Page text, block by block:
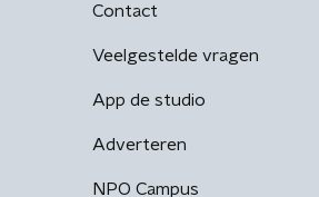
Contact
Veelgestelde vragen
App de studio
Adverteren
NPO Campus